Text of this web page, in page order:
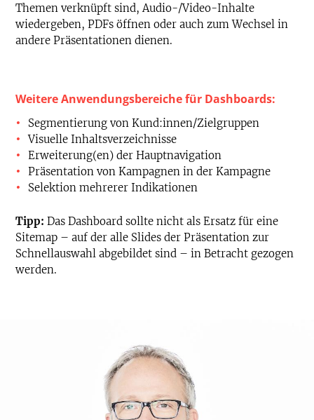
Themen verknüpft sind, Audio-/Video-Inhalte
wiedergeben, PDFs öffnen oder auch zum Wechsel in
andere Präsentationen dienen.
Weitere Anwendungsbereiche für Dashboards:
Segmentierung von Kund:innen/Zielgruppen
Visuelle Inhaltsverzeichnisse
Erweiterung(en) der Hauptnavigation
Präsentation von Kampagnen in der Kampagne
Selektion mehrerer Indikationen
Tipp: Das Dashboard sollte nicht als Ersatz für eine
Sitemap – auf der alle Slides der Präsentation zur
Schnellauswahl abgebildet sind – in Betracht gezogen
werden.